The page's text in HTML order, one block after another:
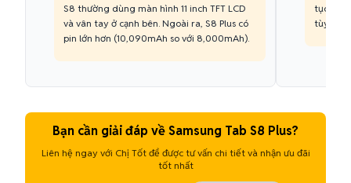
S8 thường dùng màn hình 11 inch TFT LCD
và vân tay ở cạnh bên. Ngoài ra, S8 Plus có
pin lớn hơn (10,090mAh so với 8,000mAh).
tục,
tùy vào
Bạn cần giải đáp về Samsung Tab S8 Plus?
Liên hệ ngay với Chị Tốt để được tư vấn chi tiết và nhận ưu đãi
tốt nhất